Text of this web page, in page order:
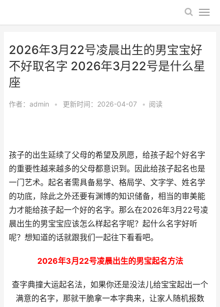
2026年3月22号凌晨出生的男宝宝好
不好取名字 2026年3月22号是什么星
座
作者： admin • 更新时间：2026-04-07 • 阅读
孩子的出生延续了父母的希望及夙愿，给孩子起个好名字
的重要性越来越多的父母都意识到。因此给孩子起名也是
一门艺术。起名者需具备易学、格局学、文字学、姓名学
的功底，除此之外还要有渊博的知识储备，相当的审美能
力才能给孩子起一个好的名字。那么在2026年3月22号凌
晨出生的男宝宝应该怎么样起名字呢？起什么名字好听
呢？想知道的话就跟我们一起往下看看吧。
2026年3月22号凌晨出生的男宝起名方法
查字典撞大运起名法，如果你还是没法儿给宝宝起出一个
满意的名字，那就干脆拿一本字典来，让家人随机报数